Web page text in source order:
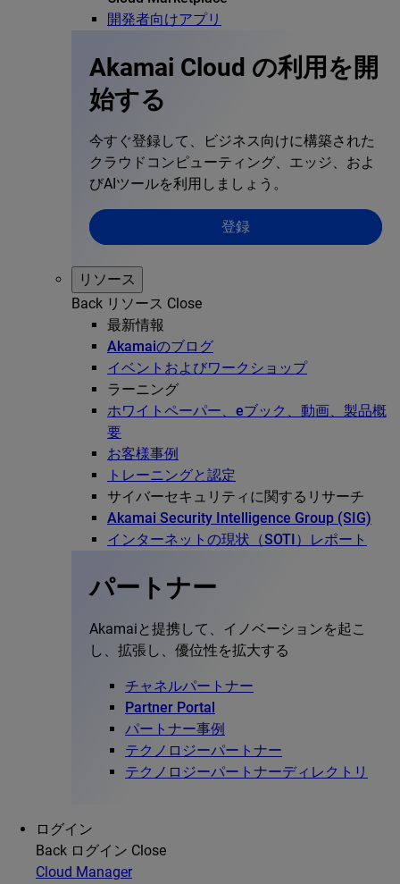
開発者向けアプリ
Akamai Cloud の利用を開
始する
今すぐ登録して、ビジネス向けに構築された
クラウドコンピューティング、エッジ、およ
びAIツールを利用しましょう。
登録
リソース
Back リソース Close
最新情報
Akamaiのブログ
イベントおよびワークショップ
ラーニング
ホワイトペーパー、eブック、動画、製品概
要
お客様事例
トレーニングと認定
サイバーセキュリティに関するリサーチ
Akamai Security Intelligence Group (SIG)
インターネットの現状（SOTI）レポート
パートナー
Akamaiと提携して、イノベーションを起こ
し、拡張し、優位性を拡大する
チャネルパートナー
Partner Portal
パートナー事例
テクノロジーパートナー
テクノロジーパートナーディレクトリ
ログイン
Back ログイン Close
Cloud Manager